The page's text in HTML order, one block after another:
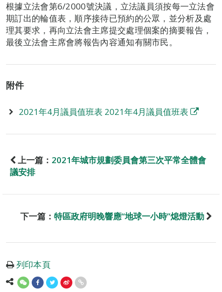
根據立法會第6/2000號決議，立法議員須按每一立法會
期訂出的輪值表，順序接待已預約的公眾，並分析及處
理其要求，再向立法會主席提交處理個案的摘要報告，
最後立法會主席會將報告內容通知有關市民。
附件
2021年4月議員值班表 2021年4月議員值班表
上一篇： 2021年城市規劃委員會第三次平常全體會
議安排
下一篇： 特區政府明晚響應“地球一小時”熄燈活動
列印本頁